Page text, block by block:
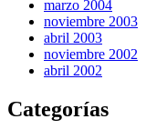
marzo 2004
noviembre 2003
abril 2003
noviembre 2002
abril 2002
Categorías